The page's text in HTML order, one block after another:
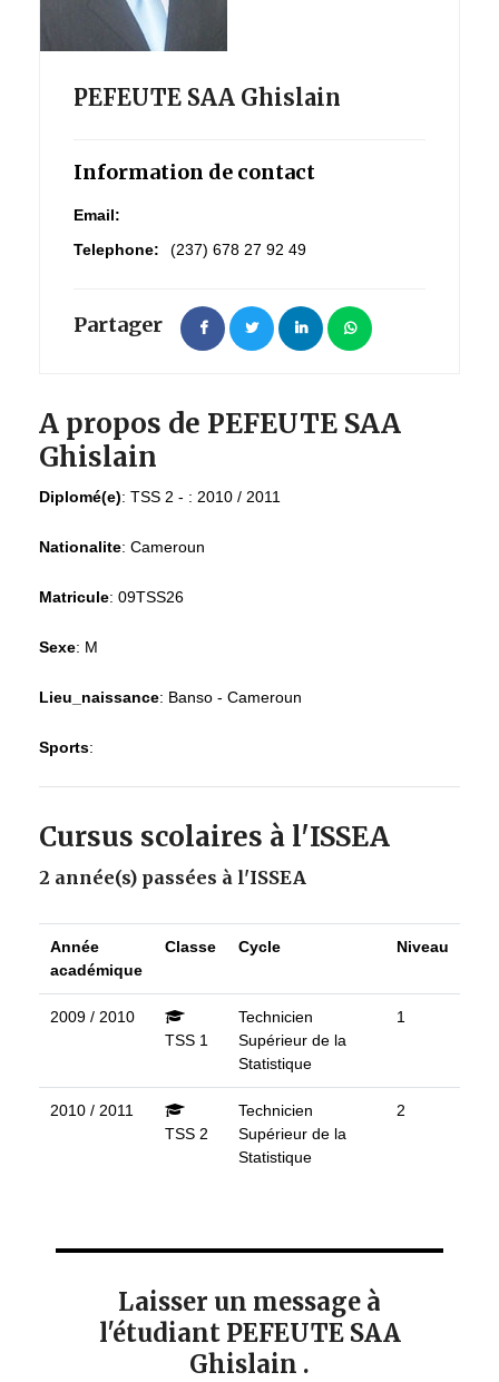
PEFEUTE SAA Ghislain
Information de contact
Email:
Telephone:
(237) 678 27 92 49
Partager
A propos de PEFEUTE SAA
Ghislain
Diplomé(e): TSS 2 - : 2010 / 2011
Nationalite: Cameroun
Matricule: 09TSS26
Sexe: M
Lieu_naissance: Banso - Cameroun
Sports:
Cursus scolaires à l'ISSEA
2 année(s) passées à l'ISSEA
Année
académique
Classe Cycle Niveau
2009 / 2010
TSS 1
Technicien
Supérieur de la
Statistique
1
2010 / 2011
TSS 2
Technicien
Supérieur de la
Statistique
2
Laisser un message à
l'étudiant PEFEUTE SAA
Ghislain .